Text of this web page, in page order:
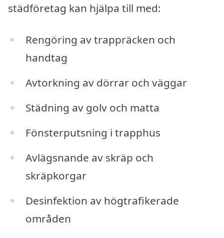
städföretag kan hjälpa till med:
Rengöring av trappräcken och
handtag
Avtorkning av dörrar och väggar
Städning av golv och matta
Fönsterputsning i trapphus
Avlägsnande av skräp och
skräpkorgar
Desinfektion av högtrafikerade
områden